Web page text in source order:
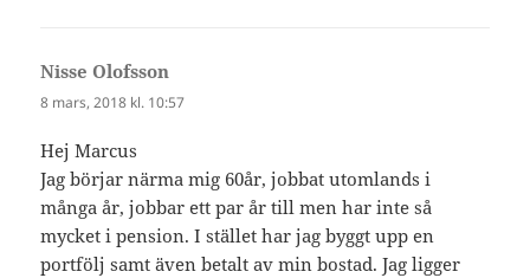
Nisse Olofsson
8 mars, 2018 kl. 10:57
Hej Marcus
Jag börjar närma mig 60år, jobbat utomlands i
många år, jobbar ett par år till men har inte så
mycket i pension. I stället har jag byggt upp en
portfölj samt även betalt av min bostad. Jag ligger